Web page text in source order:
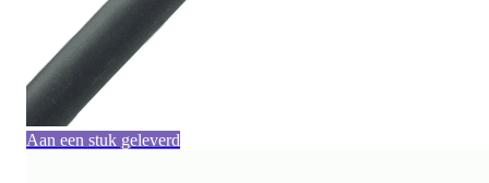
Aan een stuk geleverd